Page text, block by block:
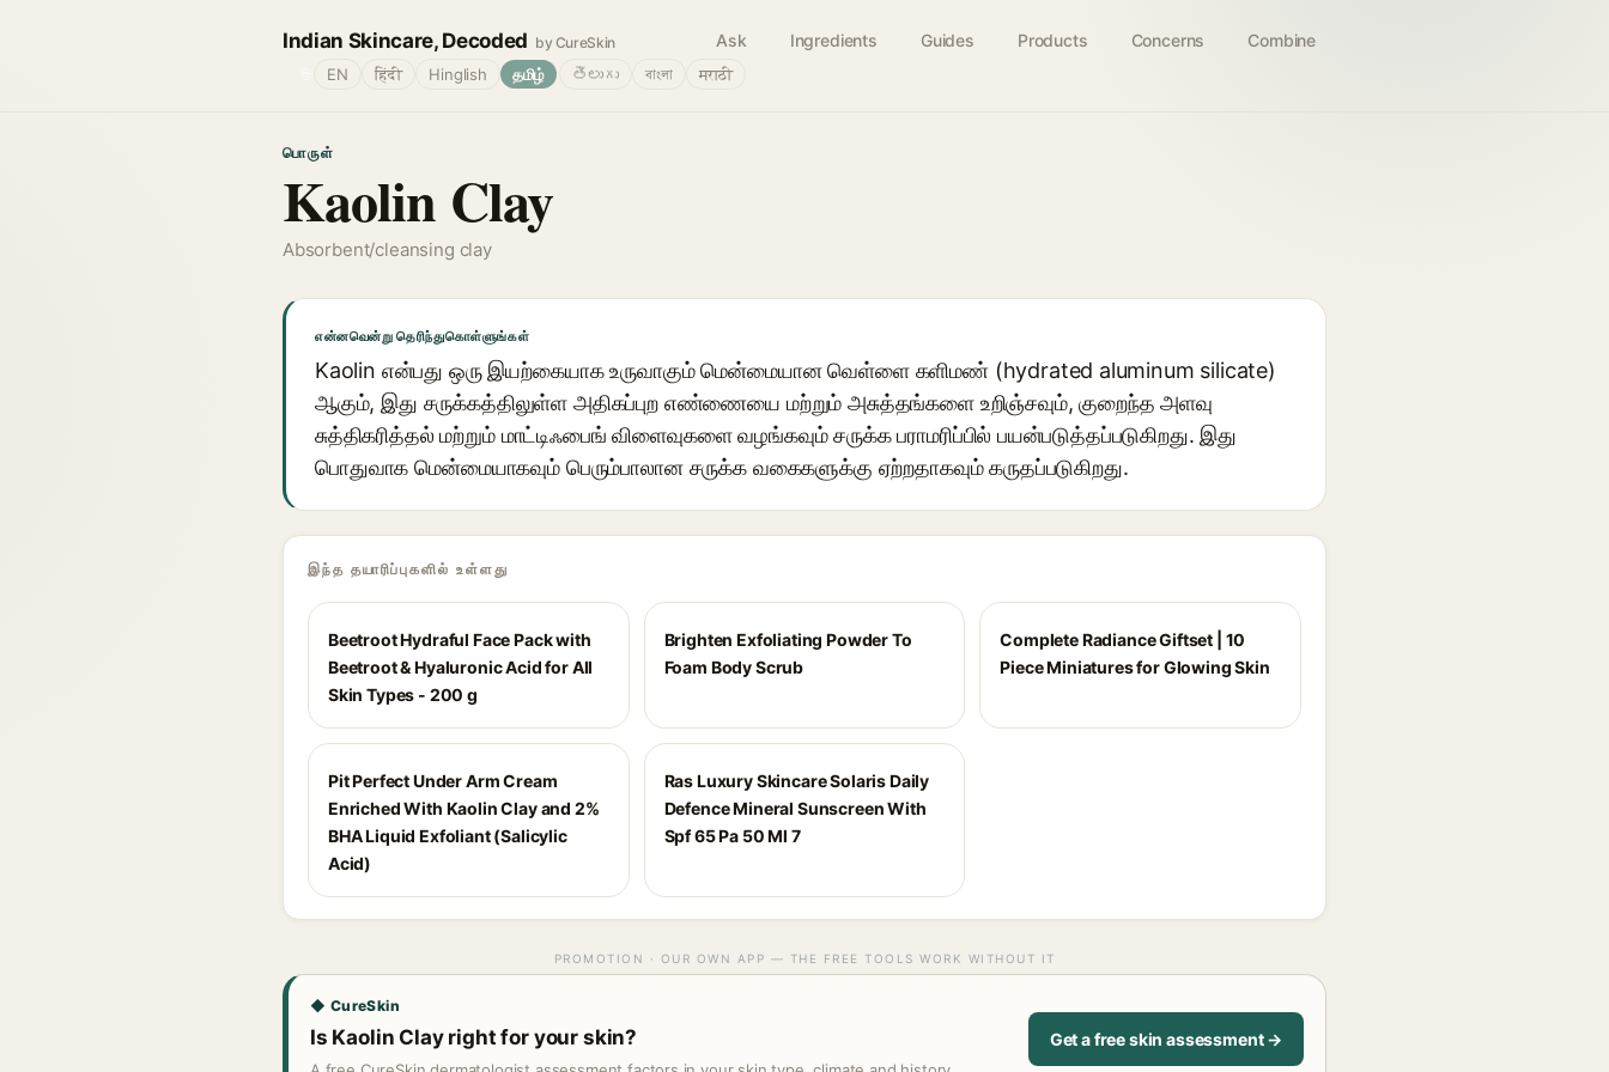
Indian Skincare, Decoded by CureSkin Ask Ingredients Guides Products Concerns Combine
EN हिंदी Hinglish தமிழ் తెలుగు বাংলা मराठी
பொருள்
Kaolin Clay
Absorbent/cleansing clay
என்னவென்று தெரிந்துகொள்ளுங்கள்
Kaolin என்பது ஒரு இயற்கையாக உருவாகும் மென்மையான வெள்ளை களிமண் (hydrated aluminum silicate)
ஆகும், இது சருக்கத்திலுள்ள அதிகப்புற எண்ணையை மற்றும் அசுத்தங்களை உறிஞ்சவும், குறைந்த அளவு
சுத்திகரித்தல் மற்றும் மாட்டிஃபைங் விளைவுகளை வழங்கவும் சருக்க பராமரிப்பில் பயன்படுத்தப்படுகிறது. இது
பொதுவாக மென்மையாகவும் பெரும்பாலான சருக்க வகைகளுக்கு ஏற்றதாகவும் கருதப்படுகிறது.
இந்த தயாரிப்புகளில் உள்ளது
Beetroot Hydraful Face Pack with
Beetroot & Hyaluronic Acid for All
Skin Types - 200 g
Brighten Exfoliating Powder To
Foam Body Scrub
Complete Radiance Giftset | 10
Piece Miniatures for Glowing Skin
Pit Perfect Under Arm Cream
Enriched With Kaolin Clay and 2%
BHA Liquid Exfoliant (Salicylic
Acid)
Ras Luxury Skincare Solaris Daily
Defence Mineral Sunscreen With
Spf 65 Pa 50 Ml 7
PROMOTION · OUR OWN APP — THE FREE TOOLS WORK WITHOUT IT
◆ CureSkin
Is Kaolin Clay right for your skin? Get a free skin assessment →